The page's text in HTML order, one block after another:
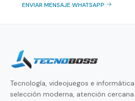
ENVIAR MENSAJE WHATSAPP
Tecnología, videojuegos e
selección moderna, atención